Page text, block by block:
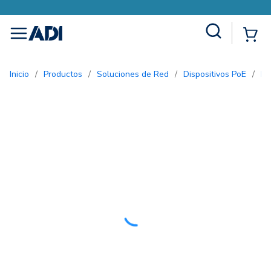
menu
Inicio / Productos / Soluciones de Red / Dispositivos PoE /